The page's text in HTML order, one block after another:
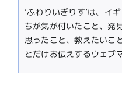
‘ふわりいぎりす’は、イ
ちが気が付いたこと、発
思ったこと、教えたいこ
とだけお伝えするウェブ